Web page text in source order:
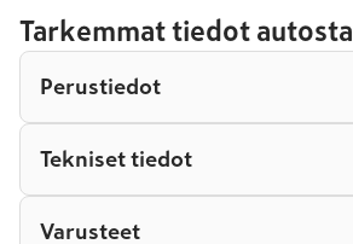
Tarkemmat tiedot autosta
Perustiedot
Tekniset tiedot
Varusteet